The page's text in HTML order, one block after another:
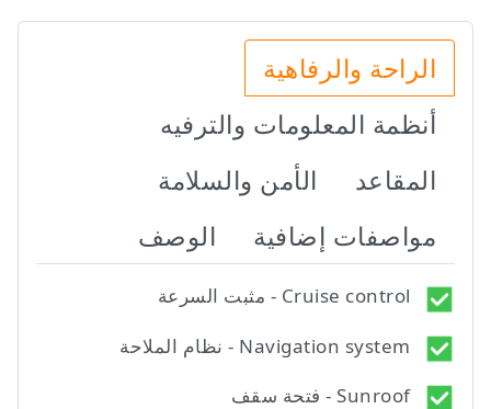
الراحة والرفاهية
أنظمة المعلومات والترفيه
المقاعد
الأمن والسلامة
مواصفات إضافية
الوصف
Cruise control - مثبت السرعة
Navigation system - نظام الملاحة
Sunroof - فتحة سقف